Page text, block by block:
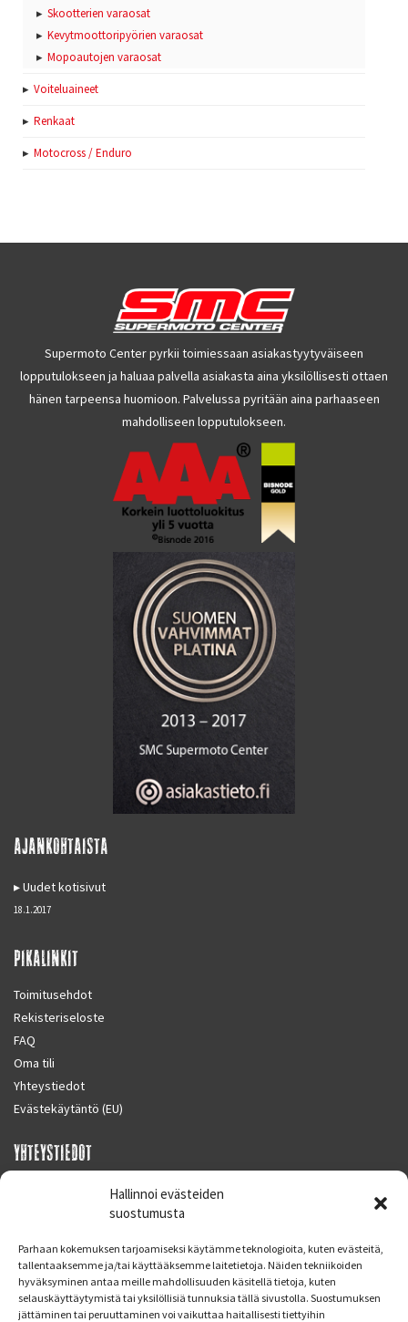
Hallinnoi evästeiden
suostumusta
Parhaan kokemuksen tarjoamiseksi käytämme teknologioita, kuten evästeitä,
tallentaaksemme ja/tai käyttääksemme laitetietoja. Näiden tekniikoiden
hyväksyminen antaa meille mahdollisuuden käsitellä tietoja, kuten
selauskäyttäytymistä tai yksilöllisiä tunnuksia tällä sivustolla. Suostumuksen
jättäminen tai peruuttaminen voi vaikuttaa haitallisesti tiettyihin
Skootterien varaosat
Kevytmoottoripyörien varaosat
Mopoautojen varaosat
Voiteluaineet
Renkaat
Motocross / Enduro
Supermoto Center pyrkii toimiessaan asiakastyytyväiseen
lopputulokseen ja haluaa palvella asiakasta aina yksilöllisesti ottaen
hänen tarpeensa huomioon. Palvelussa pyritään aina parhaaseen
mahdolliseen lopputulokseen.
AJANKOHTAISTA
Uudet kotisivut
18.1.2017
PIKALINKIT
Toimitusehdot
Rekisteriseloste
FAQ
Oma tili
Yhteystiedot
Evästekäytäntö (EU)
YHTEYSTIEDOT
SUPERMOTO CENTER
Finland
Puh. 09 221 7088
info at supermotocenter.fi